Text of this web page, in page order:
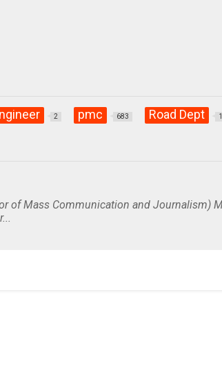
2 pmc 683 Road Dept
of Mass Communication and Journalism)